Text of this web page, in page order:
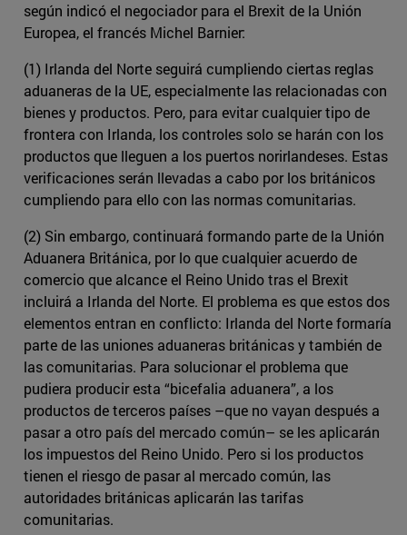
según indicó el negociador para el Brexit de la Unión
Europea, el francés Michel Barnier:
(1) Irlanda del Norte seguirá cumpliendo ciertas reglas
aduaneras de la UE, especialmente las relacionadas con
bienes y productos. Pero, para evitar cualquier tipo de
frontera con Irlanda, los controles solo se harán con los
productos que lleguen a los puertos norirlandeses. Estas
verificaciones serán llevadas a cabo por los británicos
cumpliendo para ello con las normas comunitarias.
(2) Sin embargo, continuará formando parte de la Unión
Aduanera Británica, por lo que cualquier acuerdo de
comercio que alcance el Reino Unido tras el Brexit
incluirá a Irlanda del Norte. El problema es que estos dos
elementos entran en conflicto: Irlanda del Norte formaría
parte de las uniones aduaneras británicas y también de
las comunitarias. Para solucionar el problema que
pudiera producir esta “bicefalia aduanera”, a los
productos de terceros países –que no vayan después a
pasar a otro país del mercado común– se les aplicarán
los impuestos del Reino Unido. Pero si los productos
tienen el riesgo de pasar al mercado común, las
autoridades británicas aplicarán las tarifas
comunitarias.